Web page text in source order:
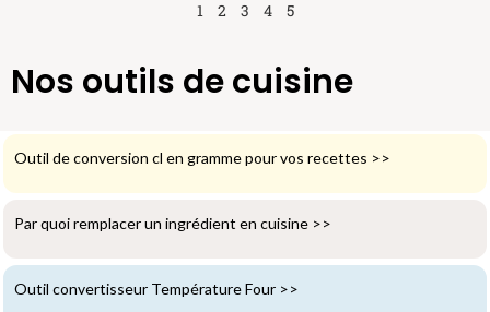
1 2 3 4 5
Nos outils de cuisine
Outil de conversion cl en gramme pour vos recettes >>
Par quoi remplacer un ingrédient en cuisine >>
Outil convertisseur Température Four >>